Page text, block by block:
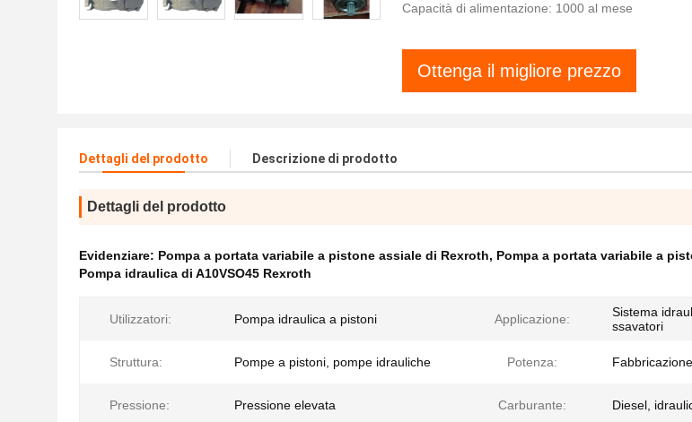
Capacità di alimentazione: 1000 al mese
Ottenga il migliore prezzo
Dettagli del prodotto Descrizione di prodotto
Dettagli del prodotto
Evidenziare: Pompa a portata variabile a pistone assiale di Rexroth, Pompa a portata variabile a
Pompa idraulica di A10VSO45 Rexroth
Utilizzatori: Pompa idraulica a pistoni Applicazione:
Sistema
ssavatori
Struttura: Pompe a pistoni, pompe idrauliche Potenza:
Pressione: Pressione elevata Carburante: Diesel,